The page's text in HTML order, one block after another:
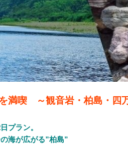
満喫 ～観音岩・柏島・四
プラン。
海が広がる”柏島”